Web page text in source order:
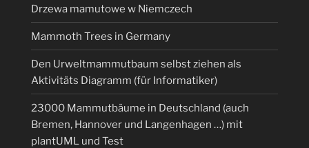
Drzewa mamutowe w Niemczech
Mammoth Trees in Germany
Den Urweltmammutbaum selbst ziehen als
Aktivitäts Diagramm (für Informatiker)
23000 Mammutbäume in Deutschland (auch
Bremen, Hannover und Langenhagen …) mit
plantUML und Test